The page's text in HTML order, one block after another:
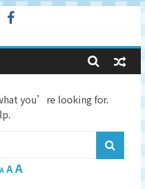
you’re looking for.
A AA